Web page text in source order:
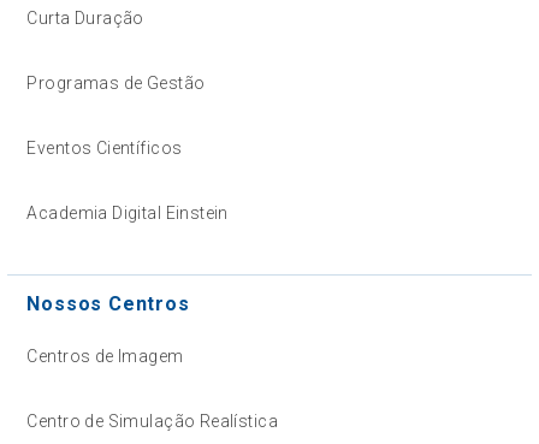
Curta Duração
Programas de Gestão
Eventos Científicos
Academia Digital Einstein
Nossos Centros
Centros de Imagem
Centro de Simulação Realística